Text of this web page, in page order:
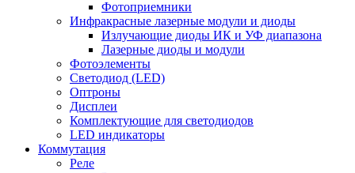
Фотоприемники
Инфракрасные лазерные модули и диоды
Излучающие диоды ИК и УФ диапазона
Лазерные диоды и модули
Фотоэлементы
Светодиод (LED)
Оптроны
Дисплеи
Комплектующие для светодиодов
LED индикаторы
Коммутация
Реле